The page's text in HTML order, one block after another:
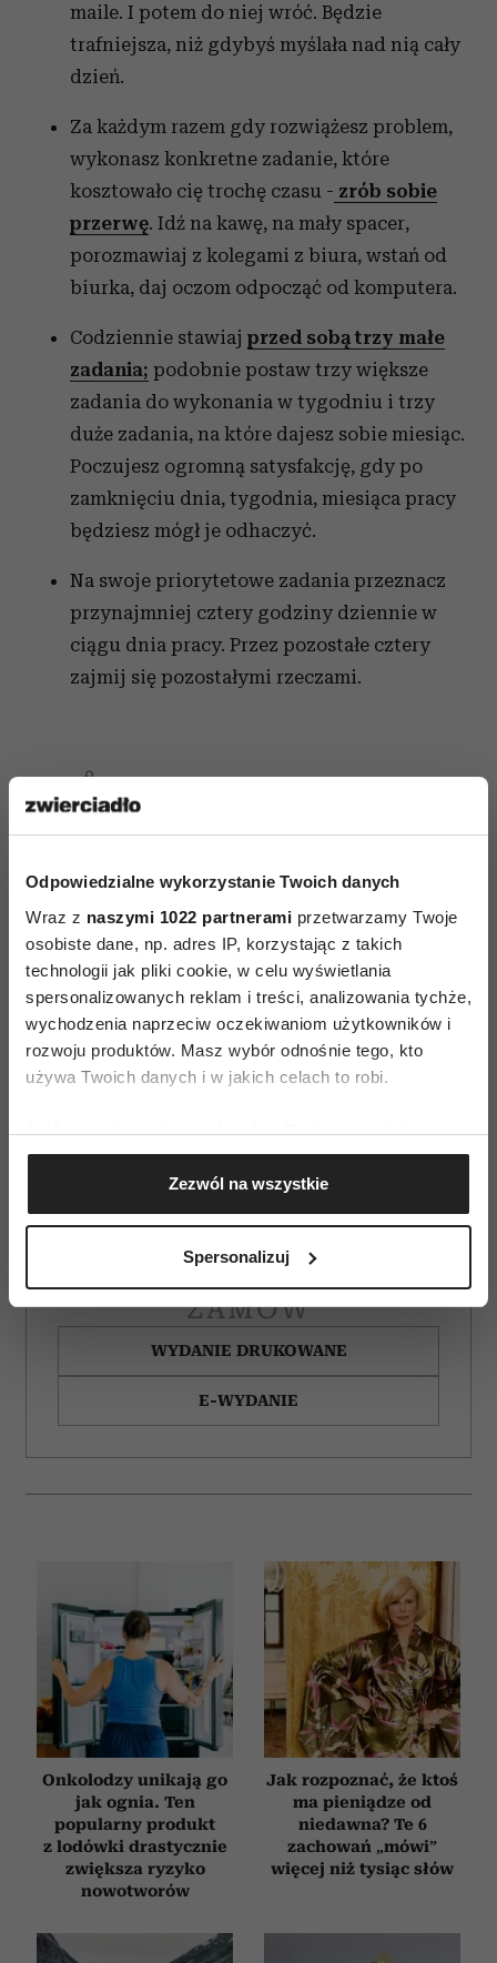
Odpowiedzialne wykorzystanie Twoich danych
Wraz z naszymi 1022 partnerami przetwarzamy Twoje
osobiste dane, np. adres IP, korzystając z takich
technologii jak pliki cookie, w celu wyświetlania
spersonalizowanych reklam i treści, analizowania tychże,
wychodzenia naprzeciw oczekiwaniom użytkowników i
rozwoju produktów. Masz wybór odnośnie tego, kto
używa Twoich danych i w jakich celach to robi.
Jeśli wyrazisz na to zgodę, chcielibyśmy również:
Gromadzić dane dotyczące Twojej lokalizacji
geograficznej z dokładnością nawet do kilku metrów
Identyfikować Twoje urządzenie, aktywnie
(fingerprinting, czyli wirtualny odcisk palca)
dane są przetwarzane oraz ustaw własne preferencje w
sekcji szczegółów. W Deklaracji plików cookie możesz
zmienić lub wycofać swoją zgodę w dowolnej chwili.
Wykorzystujemy pliki cookie do spersonalizowania treści
i reklam, aby oferować funkcje społecznościowe i
Partnerzy mogą połączyć te informacje z innymi danymi
otrzymanymi od Ciebie lub uzyskanymi podczas
korzystania z ich usług.
Zezwól na wszystkie
Spersonalizuj
maile. I potem do niej wróć. Będzie
trafniejsza, niż gdybyś myślała nad nią cały
dzień.
Za każdym razem gdy rozwiążesz problem,
wykonasz konkretne zadanie, które
kosztowało cię trochę czasu - zrób sobie
przerwę. Idź na kawę, na mały spacer,
porozmawiaj z kolegami z biura, wstań od
biurka, daj oczom odpocząć od komputera.
Codziennie stawiaj przed sobą trzy małe
zadania; podobnie postaw trzy większe
zadania do wykonania w tygodniu i trzy
duże zadania, na które dajesz sobie miesiąc.
Poczujesz ogromną satysfakcję, gdy po
zamknięciu dnia, tygodnia, miesiąca pracy
będziesz mógł je odhaczyć.
Na swoje priorytetowe zadania przeznacz
przynajmniej cztery godziny dziennie w
ciągu dnia pracy. Przez pozostałe cztery
zajmij się pozostałymi rzeczami.
ZAMÓW
WYDANIE DRUKOWANE
E-WYDANIE
Onkolodzy unikają go
jak ognia. Ten
popularny produkt
z lodówki drastycznie
zwiększa ryzyko
nowotworów
Jak rozpoznać, że ktoś
ma pieniądze od
niedawna? Te 6
zachowań „mówi”
więcej niż tysiąc słów